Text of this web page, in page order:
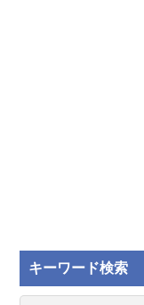
キーワード検索